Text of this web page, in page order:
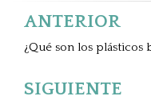
Navegación
de
entradas
ANTERIOR
¿Qué son los plásticos
SIGUIENTE